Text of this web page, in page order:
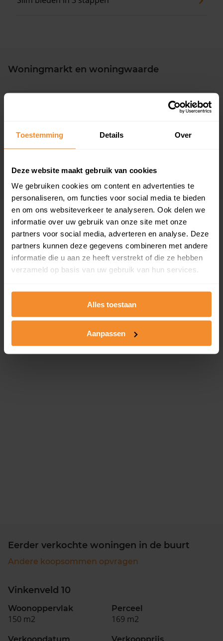
Toestemming Details Over
Deze website maakt gebruik van cookies
We gebruiken cookies om content en advertenties te
personaliseren, om functies voor social media te bieden
en om ons websiteverkeer te analyseren. Ook delen we
informatie over uw gebruik van onze site met onze
partners voor social media, adverteren en analyse. Deze
partners kunnen deze gegevens combineren met andere
informatie die u aan ze heeft verstrekt of die ze hebben
verzameld op basis van uw gebruik van hun services.
Alles toestaan
Aanpassen
Woningmarkt en woningwaarde
Gem. verkooptijd
Ontwikkeling van de Woningwaarde
7,6%
+ €13.030
Verschil 2025 - 2026
Eerder verkochte woningen in de buurt
Andere koopsommen opvragen
Vinkenveld 10
Woonoppervlak
150 m2
Perceel
169 m2